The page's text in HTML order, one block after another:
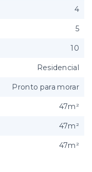
4
5
10
Residencial
Pronto para morar
47m²
47m²
47m²